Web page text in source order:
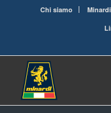
Chi siamo